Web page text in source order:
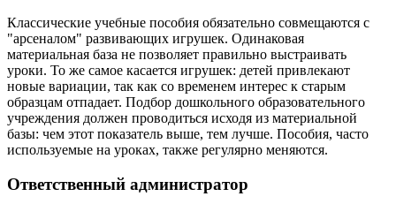
Классические учебные пособия обязательно совмещаются с
"арсеналом" развивающих игрушек. Одинаковая
материальная база не позволяет правильно выстраивать
уроки. То же самое касается игрушек: детей привлекают
новые вариации, так как со временем интерес к старым
образцам отпадает. Подбор дошкольного образовательного
учреждения должен проводиться исходя из материальной
базы: чем этот показатель выше, тем лучше. Пособия, часто
используемые на уроках, также регулярно меняются.
Ответственный администратор